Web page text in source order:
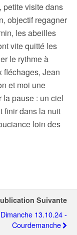
petite visite dans
objectif regagner
les abeilles
vite quitté les
le rythme à
fléchages, Jean
et moi une
la pause : un ciel
finir dans la nuit
loin des
Suivante
Dimanche 13.10.24 -
Courdemanche